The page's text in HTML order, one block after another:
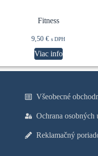
Fitness
9,50 € s DPH
Viac info
Všeobecné
Ochrana osobných
Reklamačný